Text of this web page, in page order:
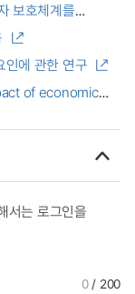
보호체계를
인에 관한 연구
of economic
서는 로그인을
0/ 200